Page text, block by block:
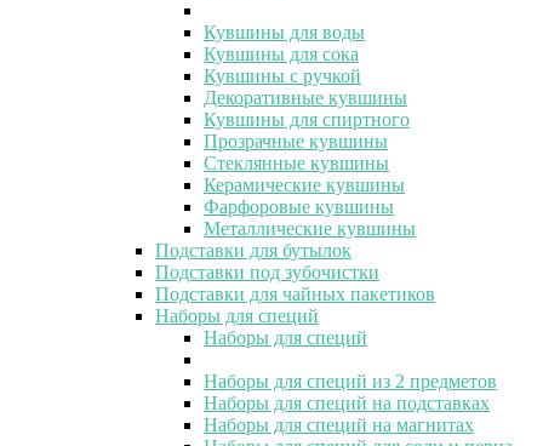
Кувшины для воды
Кувшины для сока
Кувшины с ручкой
Декоративные кувшины
Кувшины для спиртного
Прозрачные кувшины
Стеклянные кувшины
Керамические кувшины
Фарфоровые кувшины
Металлические кувшины
Подставки для бутылок
Подставки под зубочистки
Подставки для чайных пакетиков
Наборы для специй
Наборы для специй
Наборы для специй из 2 предметов
Наборы для специй на подставках
Наборы для специй на магнитах